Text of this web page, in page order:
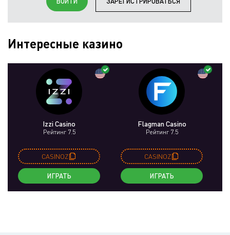
Интересные казино
Izzi Casino
Рейтинг 7.5
CASINOZ
ИГРАТЬ
Flagman Casino
Рейтинг 7.5
CASINOZ
ИГРАТЬ